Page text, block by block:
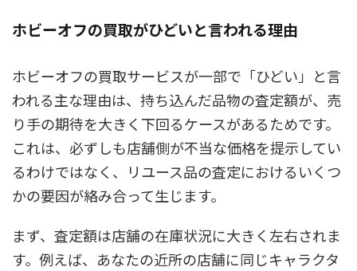
ホビーオフの買取がひどいと言われる理由
ホビーオフの買取サービスが一部で「ひどい」と言
われる主な理由は、持ち込んだ品物の査定額が、売
り手の期待を大きく下回るケースがあるためです。
これは、必ずしも店舗側が不当な価格を提示してい
るわけではなく、リユース品の査定におけるいくつ
かの要因が絡み合って生じます。
まず、査定額は店舗の在庫状況に大きく左右されま
す。例えば、あなたの近所の店舗に同じキャラクタ